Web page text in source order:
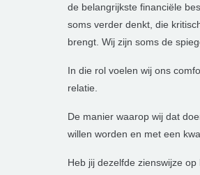
de belangrijkste financiële
soms verder denkt, die
brengt. Wij zijn soms de
In die rol voelen wij ons
relatie.
De manier waarop wij dat
willen worden en met een
Heb jij dezelfde zienswijze